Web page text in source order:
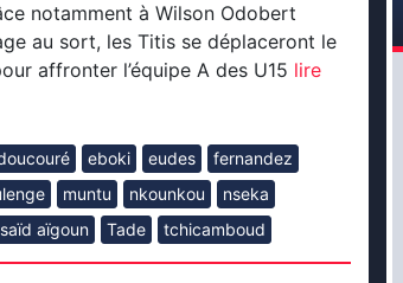
notamment à Wilson Odobert
au sort, les Titis se déplaceront le
affronter l’équipe A des U15 lire
eboki eudes
fernandez
muntu nkounkou
nseka
saïd aïgoun Tade tchicamboud